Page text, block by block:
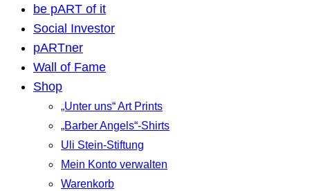
be pART of it
Social Investor
pARTner
Wall of Fame
Shop
„Unter uns“ Art Prints
„Barber Angels“-Shirts
Uli Stein-Stiftung
Mein Konto verwalten
Warenkorb